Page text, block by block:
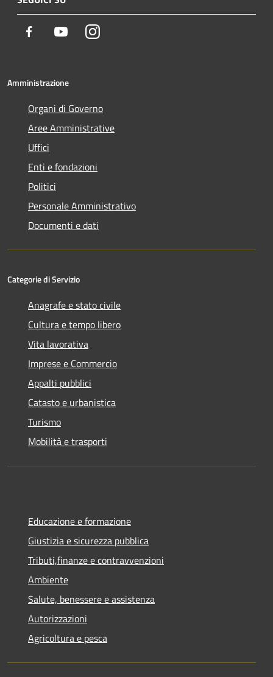
Facebook YoutubeInstagram
Amministrazione
Organi di Governo
Aree Amministrative
Uffici
Enti e fondazioni
Politici
Personale Amministrativo
Documenti e dati
Categorie di Servizio
Anagrafe e stato civile
Cultura e tempo libero
Vita lavorativa
Imprese e Commercio
Appalti pubblici
Catasto e urbanistica
Turismo
Mobilità e trasporti
Educazione e formazione
Giustizia e sicurezza pubblica
Tributi,finanze e contravvenzioni
Ambiente
Salute, benessere e assistenza
Autorizzazioni
Agricoltura e pesca